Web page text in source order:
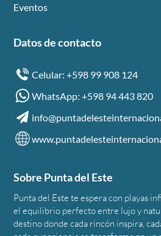
Eventos
Datos de contacto
Celular: +598 99 908 124
WhatsApp: +598 94 443 820
Sobre Punta del Este
Punta del Este te espera con playas
el equilibrio perfecto entre lujo y
destino donde cada rincón inspira,